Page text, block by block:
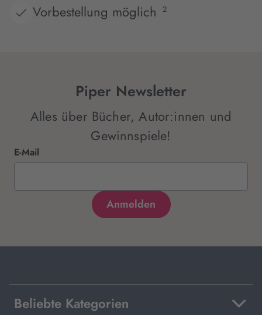
Vorbestellung möglich 2
Piper Newsletter
Alles über Bücher, Autor:innen und
Gewinnspiele!
E-Mail
Beliebte Kategorien